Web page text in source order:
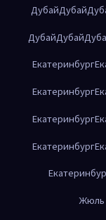
ДубайДубай
ДубайДубай
Екатеринбург
Екатеринбург
Екатеринбург
Екатеринбург
Жюль